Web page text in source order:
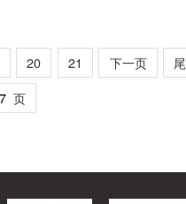
20 21 下一页
页